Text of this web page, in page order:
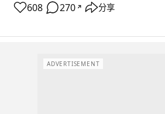
608 270 ↗ 分享
ADVERTISEMENT